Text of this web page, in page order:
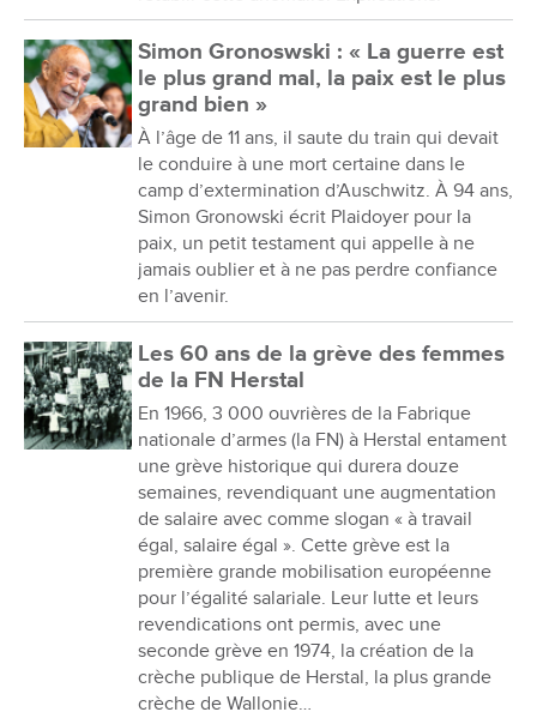
Simon Gronoswski : « La guerre est
le plus grand mal, la paix est le plus
grand bien »
À l’âge de 11 ans, il saute du train qui devait
le conduire à une mort certaine dans le
camp d’extermination d’Auschwitz. À 94 ans,
Simon Gronowski écrit Plaidoyer pour la
paix, un petit testament qui appelle à ne
jamais oublier et à ne pas perdre confiance
en l’avenir.
Les 60 ans de la grève des femmes
de la FN Herstal
En 1966, 3 000 ouvrières de la Fabrique
nationale d’armes (la FN) à Herstal entament
une grève historique qui durera douze
semaines, revendiquant une augmentation
de salaire avec comme slogan « à travail
égal, salaire égal ». Cette grève est la
première grande mobilisation européenne
pour l’égalité salariale. Leur lutte et leurs
revendications ont permis, avec une
seconde grève en 1974, la création de la
crèche publique de Herstal, la plus grande
crèche de Wallonie…